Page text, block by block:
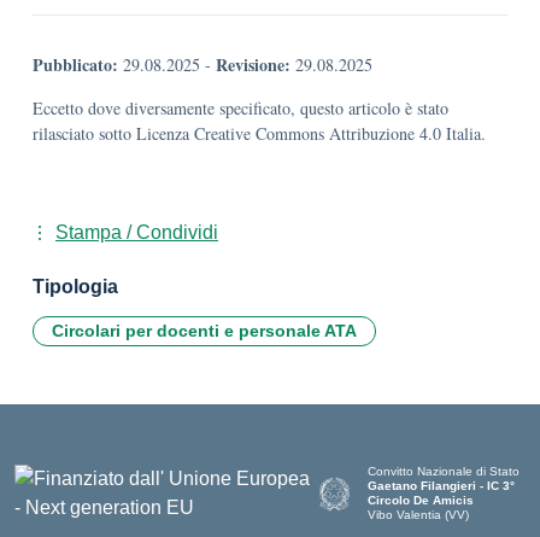
Pubblicato: 29.08.2025 - Revisione: 29.08.2025
Eccetto dove diversamente specificato, questo articolo è stato
rilasciato sotto Licenza Creative Commons Attribuzione 4.0 Italia.
Stampa / Condividi
Tipologia
Circolari per docenti e personale ATA
Convitto Nazionale di Stato
Gaetano Filangieri - IC 3°
Circolo De Amicis
Vibo Valentia (VV)